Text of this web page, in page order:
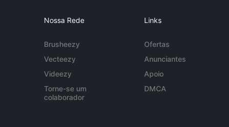
Nossa Rede
Brusheezy
Vecteezy
Videezy
Torne-se um
colaborador
Links
Ofertas
Anunciantes
Apoio
DMCA